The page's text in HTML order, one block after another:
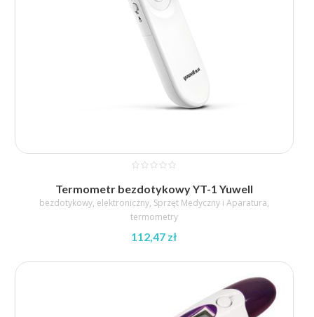
Termometr bezdotykowy YT-1 Yuwell
bezdotykowy, elektroniczny, Sprzęt Medyczny i Aparatura,
termometry
112,47 zł